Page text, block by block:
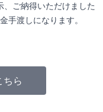
、ご納得いただけました
手渡しになります。
ちら